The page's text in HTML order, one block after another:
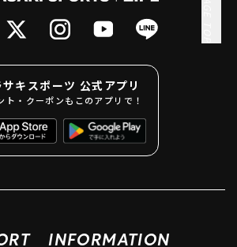
サキスポーツ 公式アプリ
ト・クーポンもこのアプリで！
INFORMATION